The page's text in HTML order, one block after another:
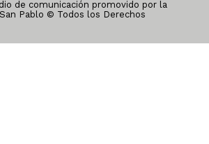
de comunicación promovido por la
Pablo © Todos los Derechos